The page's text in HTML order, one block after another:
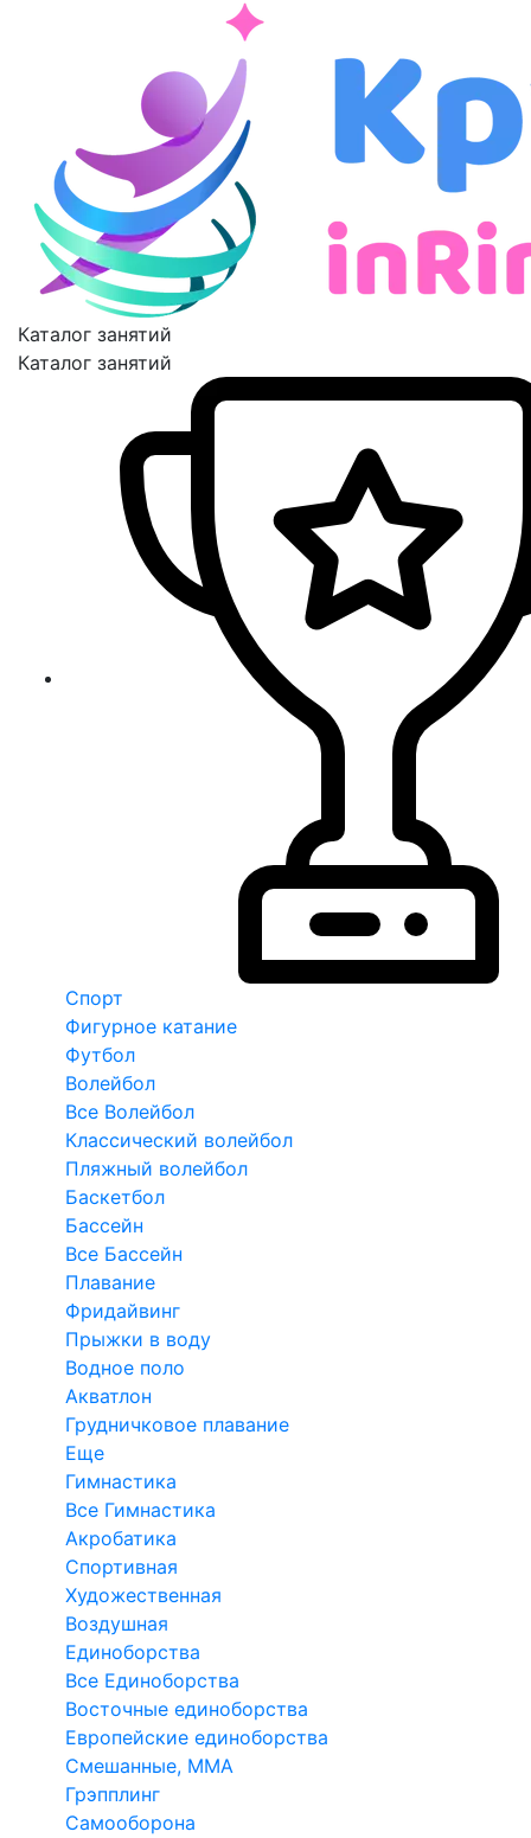
Каталог занятий
Каталог занятий
Спорт
Фигурное катание
Футбол
Волейбол
Все Волейбол
Классический волейбол
Пляжный волейбол
Баскетбол
Бассейн
Все Бассейн
Плавание
Фридайвинг
Прыжки в воду
Водное поло
Акватлон
Грудничковое плавание
Еще
Гимнастика
Все Гимнастика
Акробатика
Спортивная
Художественная
Воздушная
Единоборства
Все Единоборства
Восточные единоборства
Европейские единоборства
Смешанные, ММА
Грэпплинг
Самооборона